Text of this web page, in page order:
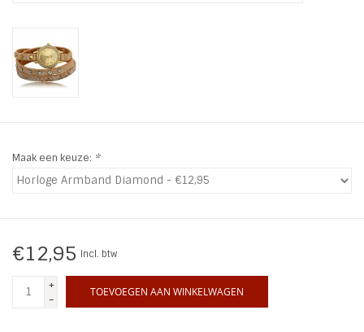
LIFESTYLE PRODUCTEN
SALE
Maak een keuze: *
€12,95 Incl. btw
+
-
TOEVOEGEN AAN WINKELWAGEN